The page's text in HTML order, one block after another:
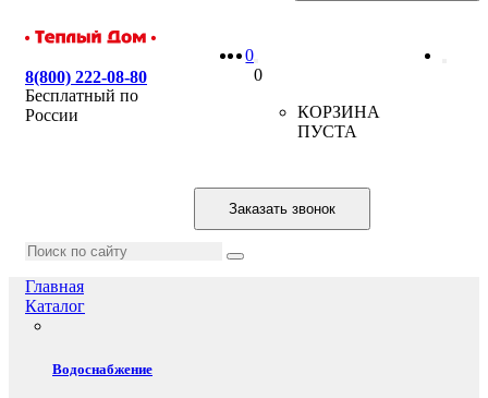
8(800) 222-08-80
Бесплатный по
России
0
0
КОРЗИНА
ПУСТА
Заказать звонок
Главная
Каталог
Водоснабжение